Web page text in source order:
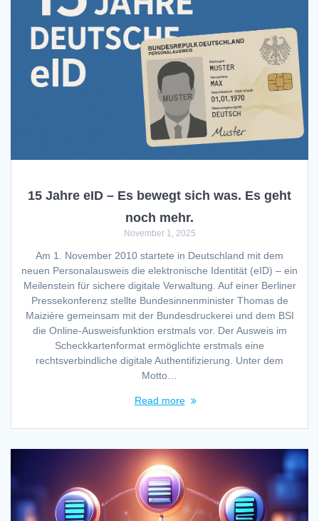
15 Jahre eID – Es bewegt sich was. Es geht
noch mehr.
November 1, 2025
Am 1. November 2010 startete in Deutschland mit dem
neuen Personalausweis die elektronische Identität (eID) – ein
Meilenstein für sichere digitale Verwaltung. Auf einer Berliner
Pressekonferenz stellte Bundesinnenminister Thomas de
Maizière gemeinsam mit der Bundesdruckerei und dem BSI
die Online-Ausweisfunktion erstmals vor. Der Ausweis im
Scheckkartenformat ermöglichte erstmals eine
rechtsverbindliche digitale Authentifizierung. Unter dem
Motto…
Read more